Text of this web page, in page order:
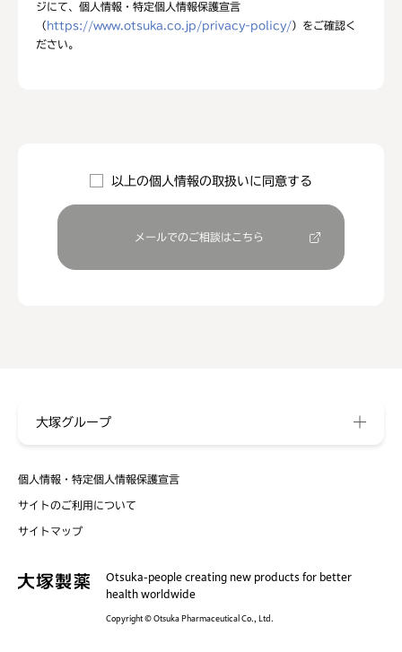
ジにて、個人情報・特定個人情報保護宣言
（ https://www.otsuka.co.jp/privacy-policy/）をご確認く
ださい。
以上の個人情報の取扱いに同意する
メールでのご相談はこちら
個人情報・特定個人情報保護宣言
サイトのご利用について
サイトマップ
大塚グループ
Otsuka-people creating new products for better
health worldwide
Copyright © Otsuka Pharmaceutical Co., Ltd.